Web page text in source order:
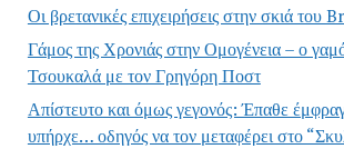
Οι βρετανικές επιχειρήσεις στην σκιά του
Γάμος της Χρονιάς στην Ομογένεια – ο
Τσουκαλά με τον Γρηγόρη Ποστ
Απίστευτο και όμως γεγονός: Έπαθε
υπήρχε… οδηγός να τον μεταφέρει στο